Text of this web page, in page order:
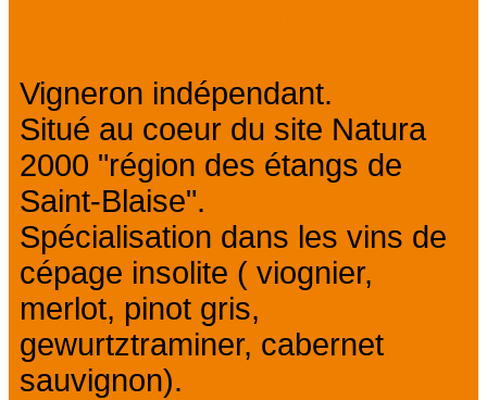
Vigneron indépendant.
Situé au coeur du site Natura
2000 "région des étangs de
Saint-Blaise".
Spécialisation dans les vins de
cépage insolite ( viognier,
merlot, pinot gris,
gewurtztraminer, cabernet
sauvignon).